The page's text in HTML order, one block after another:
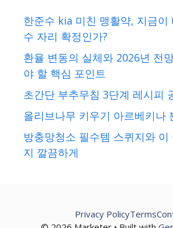
한준수 kia 미친 맹활약, 지금이
수 자리 확정인가?
환율 변동의 실체와 2026년 전
야 할 핵심 포인트
초간단 부추무침 3단계 레시피
올리브나무 키우기 아르베키나
방충망청소 필수템 스퀴지와
지 깔끔하게
Privacy PolicyTerms